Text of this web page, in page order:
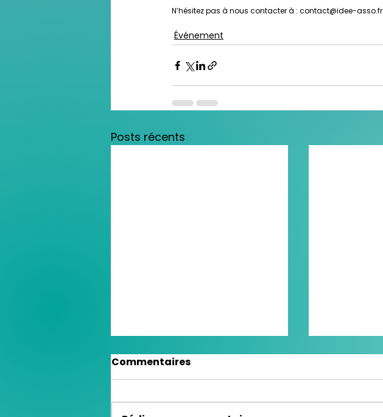
N’hésitez pas à nous contacter à : contact@idee-asso.fr
Événement
Posts récents
Commentaires